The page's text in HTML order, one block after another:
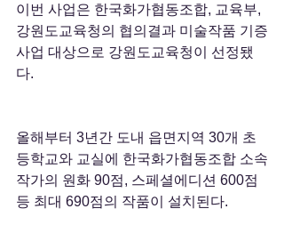
이번 사업은 한국화가협동조합, 교육부,
강원도교육청의 협의결과 미술작품 기증
사업 대상으로 강원도교육청이 선정됐
다.
올해부터 3년간 도내 읍면지역 30개 초
등학교와 교실에 한국화가협동조합 소속
작가의 원화 90점, 스페셜에디션 600점
등 최대 690점의 작품이 설치된다.